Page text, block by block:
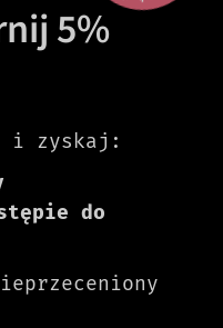
5%
i zyskaj:
do